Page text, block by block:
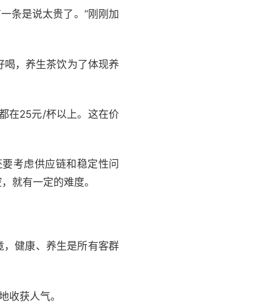
条是说太贵了。”刚刚加
喝，养生茶饮为了体现养
在25元/杯以上。这在价
考虑供应链和稳定性问
就有一定的难度。
，健康、养生是所有客群
收获人气。